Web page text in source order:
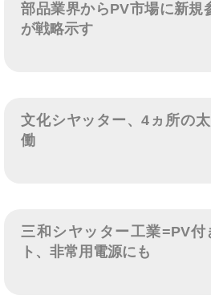
部品業界からPV市場に新規
が戦略示す
文化シヤッター、4ヵ所の
働
三和シヤッター工業=PV
ト、非常用電源にも